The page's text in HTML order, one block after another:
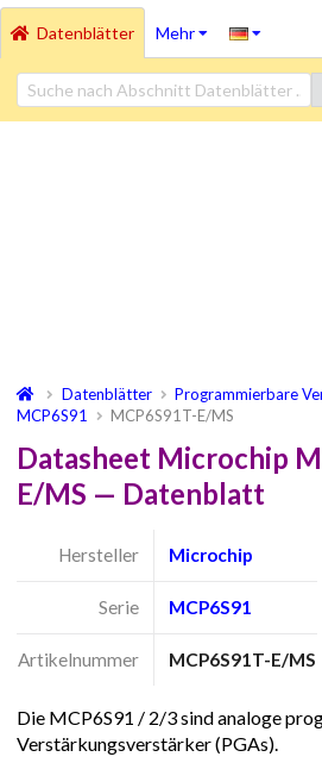
Datenblätter Mehr
Datenblätter Programmierbare
MCP6S91
MCP6S91T-E/MS
Datasheet Microchip
E/MS — Datenblatt
Hersteller Microchip
Serie MCP6S91
Artikelnummer MCP6S91T-E/MS
Die MCP6S91 / 2/3 sind analoge
Verstärkungsverstärker (PGAs).